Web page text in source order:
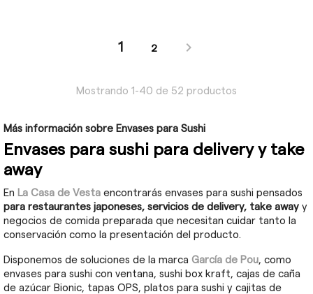
1 2 
Mostrando 1-40 de 52 productos
Más información sobre Envases para Sushi
Envases para sushi para delivery y take
away
En La Casa de Vesta encontrarás envases para sushi pensados
para restaurantes japoneses, servicios de delivery, take away y
negocios de comida preparada que necesitan cuidar tanto la
conservación como la presentación del producto.
Disponemos de soluciones de la marca García de Pou, como
envases para sushi con ventana, sushi box kraft, cajas de caña
de azúcar Bionic, tapas OPS, platos para sushi y cajitas de